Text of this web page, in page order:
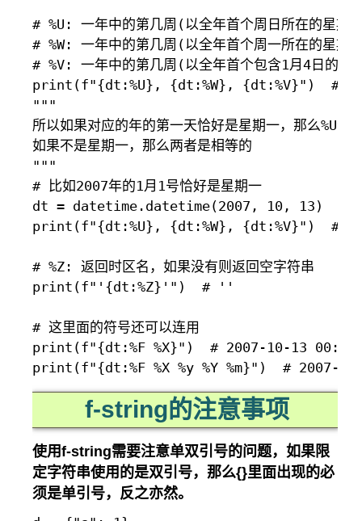
# %U: 一年中的第几周(以全年首个周日所在的星期
# %W: 一年中的第几周(以全年首个周一所在的星期
# %V: 一年中的第几周(以全年首个包含1月4日的
print(f"{dt:%U}, {dt:%W}, {dt:%V}")  #
"""
所以如果对应的年的第一天恰好是星期一，那么%U会
如果不是星期一，那么两者是相等的
"""
# 比如2007年的1月1号恰好是星期一
dt = datetime.datetime(2007, 10, 13)
print(f"{dt:%U}, {dt:%W}, {dt:%V}")  #
# %Z: 返回时区名，如果没有则返回空字符串
print(f"'{dt:%Z}'")  # ''
# 这里面的符号还可以连用
print(f"{dt:%F %X}")  # 2007-10-13
f-string的注意事项
使用f-string需要注意单双引号的问题，如果限
定字符串使用的是双引号，那么{}里面出现的必
须是单引号，反之亦然。